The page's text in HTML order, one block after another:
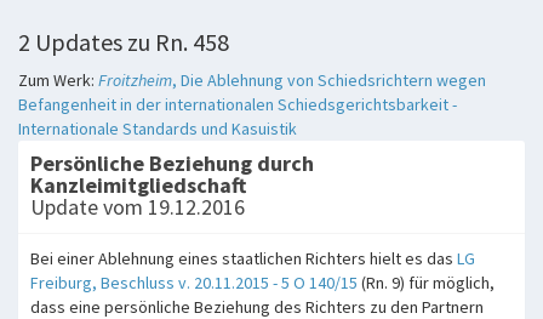
2 Updates zu Rn. 458
Zum Werk: Froitzheim, Die Ablehnung von Schiedsrichtern wegen
Befangenheit in der internationalen Schiedsgerichtsbarkeit -
Internationale Standards und Kasuistik
Persönliche Beziehung durch
Kanzleimitgliedschaft
Update vom 19.12.2016
Bei einer Ablehnung eines staatlichen Richters hielt es das LG
Freiburg, Beschluss v. 20.11.2015 - 5 O 140/15 (Rn. 9) für möglich,
dass eine persönliche Beziehung des Richters zu den Partnern